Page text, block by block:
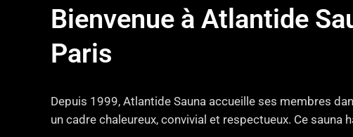
Bienvenue à Atlantide
Paris
Depuis 1999, Atlantide Sauna accueille ses membres
un cadre chaleureux, convivial et respectueux. Ce